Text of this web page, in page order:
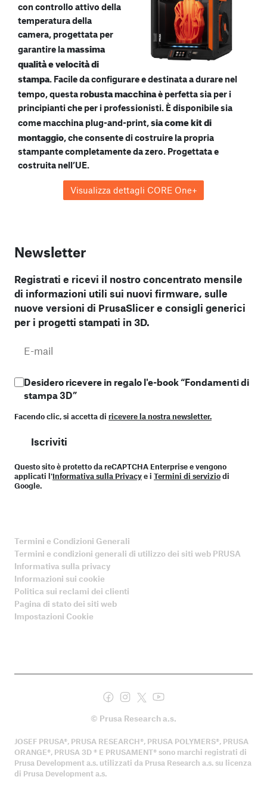
con controllo attivo della
temperatura della
camera, progettata per
garantire lamassima
qualità e velocità di
stampa. Facile da configurare e destinata a durare nel
tempo, questarobusta macchinaè perfetta sia per i
principianti che per i professionisti. È disponibile sia
come macchina plug-and-print,sia come kit di
montaggio, che consente di costruire la propria
stampante completamente da zero. Progettata e
costruita nell’UE.
Visualizza dettagli CORE One+
Newsletter
Registrati e ricevi il nostro concentrato mensile
di informazioni utili sui nuovi firmware, sulle
nuove versioni di PrusaSlicer e consigli generici
per i progetti stampati in 3D.
Desidero ricevere in regalo l'e-book “Fondamenti di
stampa 3D”
Facendo clic, si accetta di ricevere la nostra newsletter.
Iscriviti
Questo sito è protetto da reCAPTCHA Enterprise e vengono
applicati l'Informativa sulla Privacye i Termini di serviziodi
Google.
Termini e Condizioni Generali
Termini e condizioni generali di utilizzo dei siti web PRUSA
Informativa sulla privacy
Informazioni sui cookie
Politica sui reclami dei clienti
Pagina di stato dei siti web
Impostazioni Cookie
© Prusa Research a.s.
JOSEF PRUSA®, PRUSA RESEARCH®, PRUSA POLYMERS®, PRUSA
ORANGE®, PRUSA 3D ® E PRUSAMENT® sono marchi registrati di
Prusa Development a.s. utilizzati da Prusa Research a.s. su licenza
di Prusa Development a.s.